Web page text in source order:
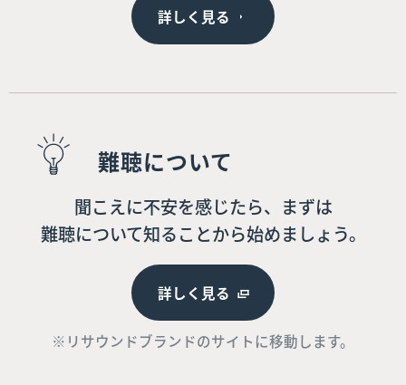
詳しく見る
難聴について
聞こえに不安を感じたら、まずは
難聴について知ることから始めましょう。
詳しく見る
※リサウンドブランドのサイトに移動します。